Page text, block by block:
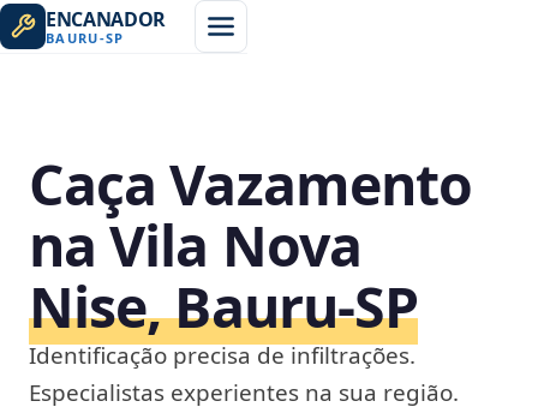
ENCANADOR
BAURU-SP
Caça Vazamento
na Vila Nova
Nise, Bauru‑SP
Identificação precisa de infiltrações.
Especialistas experientes na sua região.